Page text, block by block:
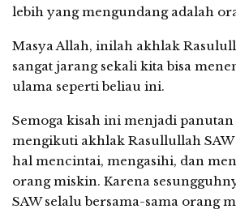
lebih yang mengundang adalah
Masya Allah, inilah akhlak
sangat jarang sekali kita bisa
ulama seperti beliau ini.
Semoga kisah ini menjadi
mengikuti akhlak Rasullullah
hal mencintai, mengasihi, dan
orang miskin. Karena
SAW selalu bersama-sama orang